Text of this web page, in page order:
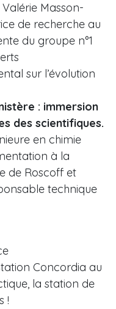
Masson-
de recherche au
du groupe n°1
sur l’évolution
: immersion
des scientifiques.
en chimie
à la
de Roscoff et
technique
Concordia au
la station de
!